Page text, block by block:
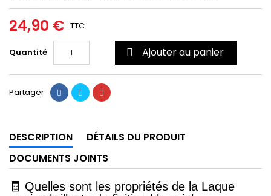
24,90 € TTC
Quantité  Ajouter au panier
Partager
DESCRIPTION
DÉTAILS DU PRODUIT
DOCUMENTS JOINTS
🧾 Quelles sont les propriétés de la Laque